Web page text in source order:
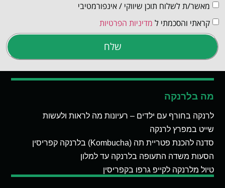
מאשר/ת לשלוח תוכן שיווקי / אינפורמטיבי
קראתי והסכמתי ל מדיניות הפרטיות
שלח
מה בלרנקה
לרנקה בחורף עם ילדים – רעיונות מה לראות ולעשות
שייט במפרץ לרנקה
סדנה להכנת פטריית תה (Kombucha) בלרנקה קפריסין
הסעות משדה התעופה בלרנקה עד למלון
טיול מלרנקה לקייפ גרפו בקפריסין